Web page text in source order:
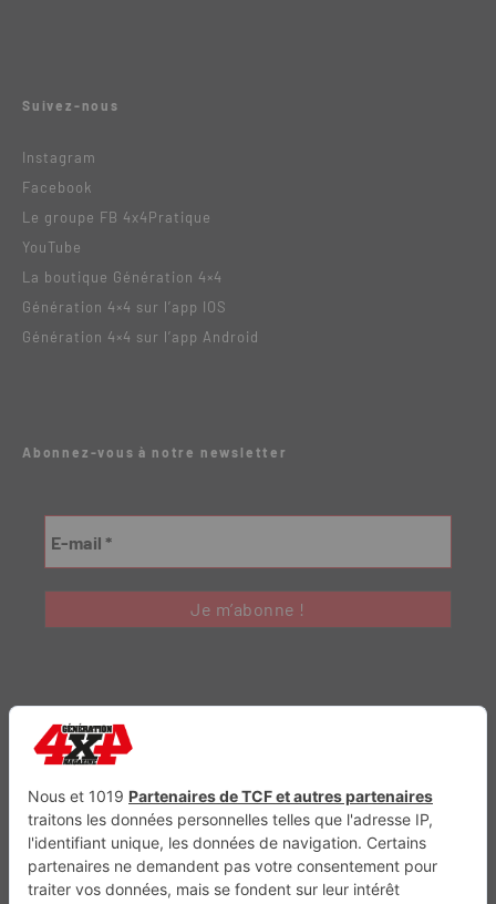
Suivez-nous
Instagram
Facebook
Le groupe FB 4x4Pratique
YouTube
La boutique Génération 4×4
Génération 4×4 sur l’app IOS
Génération 4×4 sur l’app Android
Abonnez-vous à notre newsletter
MX2K Enduro Mag Trail Adventure Trial Mag Sport-Bikes
Boutique CPPRESSE Maisons A Vivre